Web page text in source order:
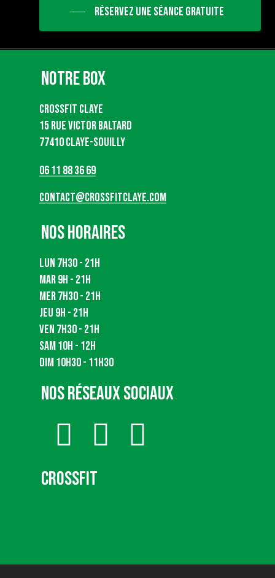
Réservez une séance gratuite
Notre Box
Crossfit Claye
15 rue VIctor Baltard
77410 Claye-Souilly
06 11 88 36 69
contact@crossfitclaye.com
Nos Horaires
Lun 7h30 - 21h
Mar 9h - 21h
Mer 7h30 - 21h
Jeu 9h - 21h
Ven 7h30 - 21h
Sam 10h - 12h
Dim 10h30 - 11h30
Nos Réseaux Sociaux
CrossFit